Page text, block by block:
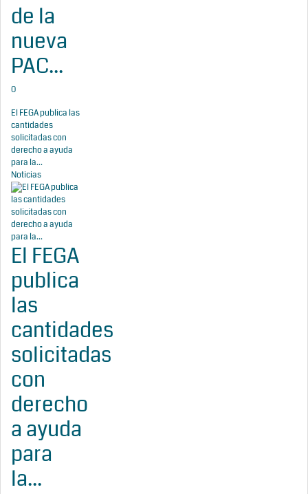
de la
nueva
PAC...
0
El FEGA publica las
cantidades
solicitadas con
derecho a ayuda
para la...
Noticias
El FEGA
publica
las
cantidades
solicitadas
con
derecho
a ayuda
para
la...